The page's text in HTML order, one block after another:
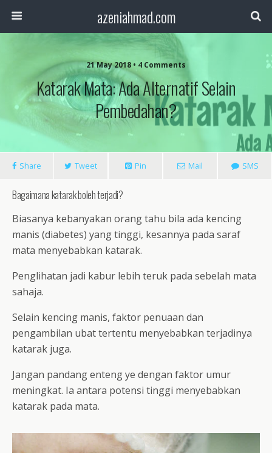
azeniahmad.com
21 May 2018 • 4 Comments
Katarak Mata: Ada Alternatif Selain
Pembedahan?
Share Tweet Pin Mail SMS
Bagaimana katarak boleh terjadi?
Biasanya kebanyakan orang tahu bila ada kencing
manis (diabetes) yang tinggi, kesannya pada saraf
mata menyebabkan katarak.
Penglihatan jadi kabur lebih teruk pada sebelah mata
sahaja.
Selain kencing manis, faktor penuaan dan
pengambilan ubat tertentu menyebabkan terjadinya
katarak juga.
Jangan pandang enteng ye dengan faktor umur
meningkat. Ia antara potensi tinggi menyebabkan
katarak pada mata.